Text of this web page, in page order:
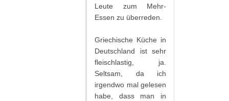
Leute zum Mehr-
Essen zu überreden.
Griechische Küche in
Deutschland ist sehr
fleischlastig, ja.
Seltsam, da ich
irgendwo mal gelesen
habe, dass man in